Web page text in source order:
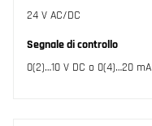
24 V AC/DC
Segnale di controllo
0(2)…10 V DC o 0(4)…20 mA